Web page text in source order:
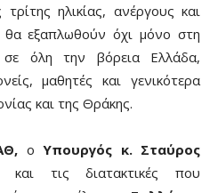
ηλικίας, ανέργους και
εξαπλωθούν όχι μόνο στη
σε όλη την βόρεια Ελλάδα,
μαθητές και γενικότερα
και της Θράκης.
ο Υπουργός κ. Σταύρος
τις διατακτικές που